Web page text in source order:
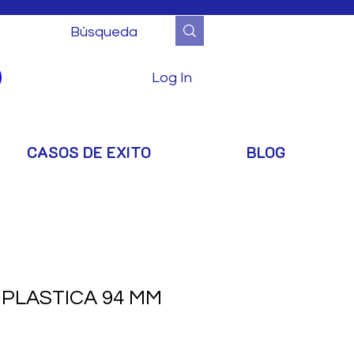
Log In
CASOS DE EXITO BLOG
94 MM